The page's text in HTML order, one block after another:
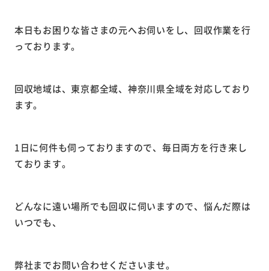
本日もお困りな皆さまの元へお伺いをし、 回収作業を行
っております。
回収地域は、東京都全域、神奈川県全域を対応しており
ます。
1日に何件も伺っておりますので、毎日両方を行き来し
ております。
どんなに遠い場所でも回収に伺いますので、悩んだ際は
いつでも、
弊社までお問い合わせくださいませ。